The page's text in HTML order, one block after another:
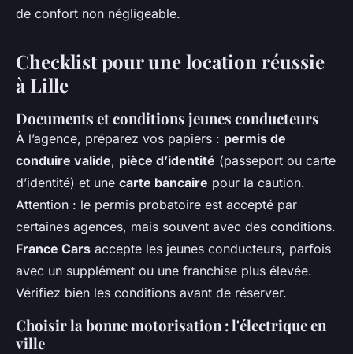
de confort non négligeable.
Checklist pour une location réussie
à Lille
Documents et conditions jeunes conducteurs
À l’agence, préparez vos papiers : permis de
conduire valide, pièce d’identité (passeport ou carte
d’identité) et une carte bancaire pour la caution.
Attention : le permis probatoire est accepté par
certaines agences, mais souvent avec des conditions.
France Cars accepte les jeunes conducteurs, parfois
avec un supplément ou une franchise plus élevée.
Vérifiez bien les conditions avant de réserver.
Choisir la bonne motorisation : l'électrique en
ville